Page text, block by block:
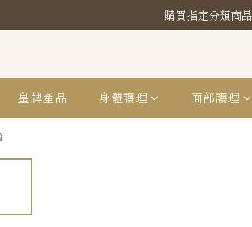
購買指定分類商
購買指定分類商
購買指定分類商
皇牌產品 身體護理 面部護理